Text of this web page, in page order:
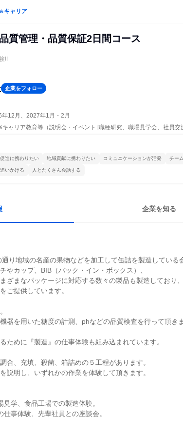
＆キャリア
質管理・品質保証2日間コース
!!
企業をフォロー
年12月、2027年1月・2月
ャリア教育等（説明会・イベント [職種研究、職場見学会、社員交
進に携わりたい 地域貢献に携わりたい コミュニケーションが活発 チー
いかける 人とたくさん会話する
企業を知る
り地域の名産の果物などを加工して缶詰を製造している
やカップ、BIB（バック・イン・ボックス）、
ざまなパッケージに対応する数々の製品も製造しており、
ご提供しています。
器を用いた糖度の計測、phなどの品質検査を行って頂きま
ために『製造』の仕事体験も組み込まれています。
合、充填、殺菌、箱詰めの５工程があります。
説明し、いずれかの作業を体験して頂きます。
学、食品工場での製造体験。
事体験、先輩社員との座談会。